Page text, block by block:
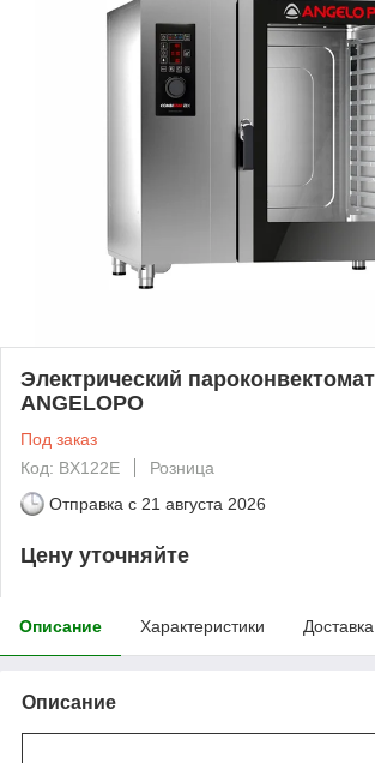
Электрический
ANGELOPO
Под заказ
Код: BX122E
Розница
Отправка с 21 августа 2026
Цену уточняйте
Описание Характеристики Доставка
Описание